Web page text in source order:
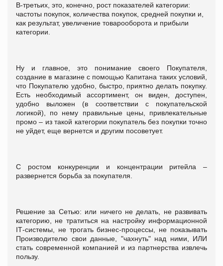
В-третьих, это, конечно, рост показателей категории:
частоты покупок, количества покупок, средней покупки и,
как результат, увеличение товарооборота и прибыли
категории.
Ну и главное, это понимание своего Покупателя,
создание в магазине с помощью Капитана таких условий,
что Покупателю удобно, быстро, приятно делать покупку.
Есть необходимый ассортимент, он виден, доступен,
удобно выложен (в соответствии с покупательской
логикой), по нему правильные цены, привлекательные
промо – из такой категории покупатель без покупки точно
не уйдет, еще вернется и другим посоветует.
С ростом конкуренции и концентрации ритейла –
развернется борьба за покупателя.
Решение за Сетью: или ничего не делать, не развивать
категорию, не тратиться на настройку информационной
IТ-системы, не трогать бизнес-процессы, не показывать
Производителю свои данные, "чахнуть" над ними, ИЛИ
стать современной компанией и из партнерства извлечь
пользу.